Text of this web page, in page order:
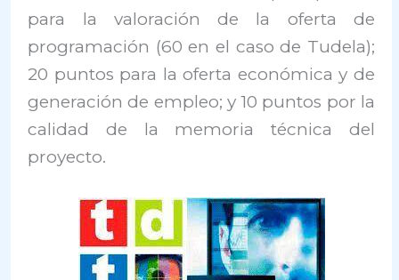
para la valoración de la oferta de
programación (60 en el caso de Tudela);
20 puntos para la oferta económica y de
generación de empleo; y 10 puntos por la
calidad de la memoria técnica del
proyecto.